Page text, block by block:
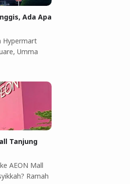
Ada Apa
Hypermart
Umma
Tanjung
AEON Mall
Ramah